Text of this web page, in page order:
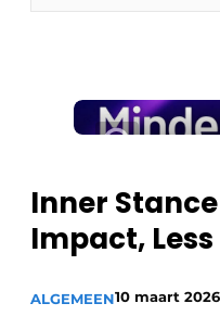
Bedrijven
Direct contact
Home
Meest gelezen
Inner
Impact, Less
ALGEMEEN10 maart 2026